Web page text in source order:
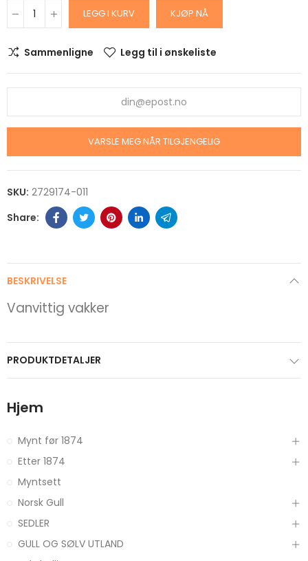
LEGG I KURV KJØP NÅ
Sammenligne Legg til i ønskeliste
VARSLE MEG NÅR TILGJENGELIG
SKU: 2729174-011
BESKRIVELSE
Vanvittig vakker
PRODUKTDETALJER
Hjem
Mynt før 1874
Etter 1874
Myntsett
Norsk Gull
SEDLER
GULL OG SØLV UTLAND